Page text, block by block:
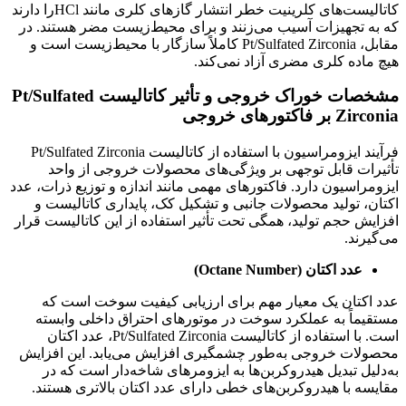
کاتالیست‌های کلرینیت خطر انتشار گازهای کلری مانند HClرا دارند
که به تجهیزات آسیب می‌زنند و برای محیط‌زیست مضر هستند. در
مقابل، Pt/Sulfated Zirconia کاملاً سازگار با محیط‌زیست است و
هیچ ماده کلری مضری آزاد نمی‌کند.
مشخصات خوراک خروجی و تأثیر کاتالیست Pt/Sulfated
Zirconia بر فاکتورهای خروجی
فرآیند ایزومراسیون با استفاده از کاتالیست Pt/Sulfated Zirconia
تأثیرات قابل توجهی بر ویژگی‌های محصولات خروجی از واحد
ایزومراسیون دارد. فاکتورهای مهمی مانند اندازه و توزیع ذرات، عدد
اکتان، تولید محصولات جانبی و تشکیل کک، پایداری کاتالیست و
افزایش حجم تولید، همگی تحت تأثیر استفاده از این کاتالیست قرار
می‌گیرند.
عدد اکتان (Octane Number)
عدد اکتان یک معیار مهم برای ارزیابی کیفیت سوخت است که
مستقیماً به عملکرد سوخت در موتورهای احتراق داخلی وابسته
است. با استفاده از کاتالیست Pt/Sulfated Zirconia، عدد اکتان
محصولات خروجی به‌طور چشمگیری افزایش می‌یابد. این افزایش
به‌دلیل تبدیل هیدروکربن‌ها به ایزومرهای شاخه‌دار است که در
مقایسه با هیدروکربن‌های خطی دارای عدد اکتان بالاتری هستند.